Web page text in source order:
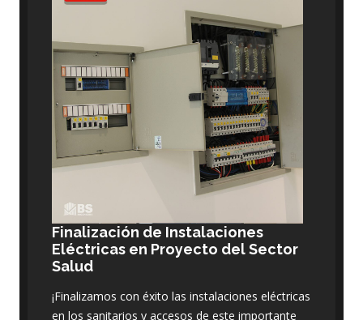
Finalización de Instalaciones
Eléctricas en Proyecto del Sector
Salud
¡Finalizamos con éxito las instalaciones eléctricas
en los sanitarios y accesos de este importante